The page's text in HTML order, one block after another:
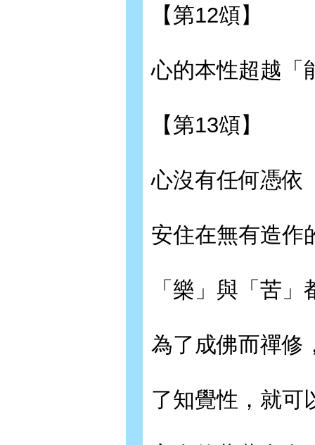
【第12頌】
心的本性超越「
【第13頌】
心沒有任何憑依
安住在無有造作
「樂」與「苦
為了成佛而禪修
了知覺性，就可